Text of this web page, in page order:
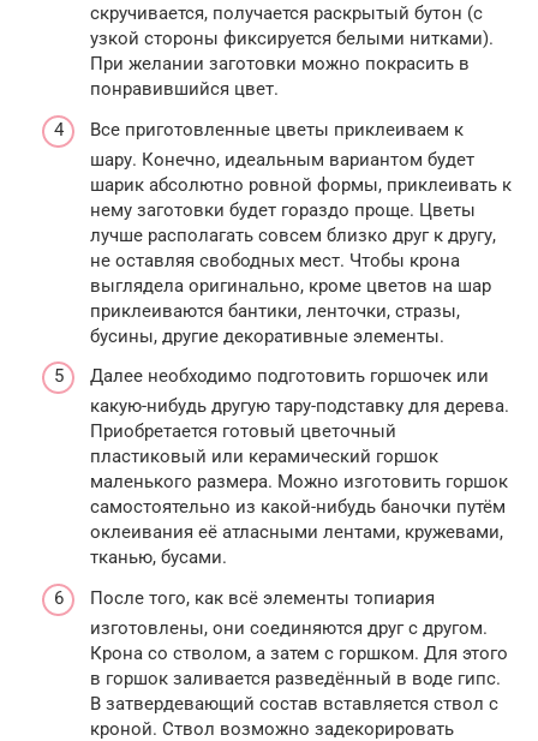
скручивается, получается раскрытый бутон (с
узкой стороны фиксируется белыми нитками).
При желании заготовки можно покрасить в
понравившийся цвет.
Все приготовленные цветы приклеиваем к
шару. Конечно, идеальным вариантом будет
шарик абсолютно ровной формы, приклеивать к
нему заготовки будет гораздо проще. Цветы
лучше располагать совсем близко друг к другу,
не оставляя свободных мест. Чтобы крона
выглядела оригинально, кроме цветов на шар
приклеиваются бантики, ленточки, стразы,
бусины, другие декоративные элементы.
Далее необходимо подготовить горшочек или
какую-нибудь другую тару-подставку для дерева.
Приобретается готовый цветочный
пластиковый или керамический горшок
маленького размера. Можно изготовить горшок
самостоятельно из какой-нибудь баночки путём
оклеивания её атласными лентами, кружевами,
тканью, бусами.
После того, как всё элементы топиария
изготовлены, они соединяются друг с другом.
Крона со стволом, а затем с горшком. Для этого
в горшок заливается разведённый в воде гипс.
В затвердевающий состав вставляется ствол с
кроной. Ствол возможно задекорировать